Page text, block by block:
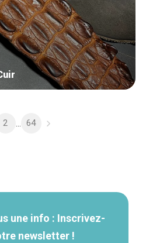
2 ... 64
une info : Inscrivez-
newsletter !